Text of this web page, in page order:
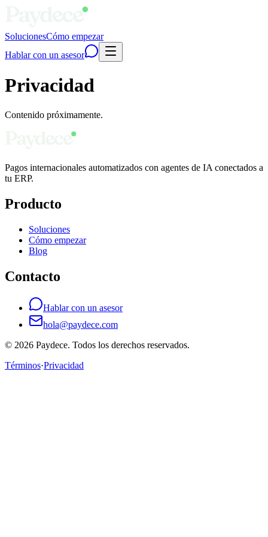
SolucionesCómo empezar
Hablar con un asesor
Privacidad
Contenido próximamente.
Pagos internacionales automatizados con agentes de IA conectados a
tu ERP.
Producto
Soluciones
Cómo empezar
Blog
Contacto
Hablar con un asesor
hola@paydece.com
© 2026 Paydece. Todos los derechos reservados.
Términos·Privacidad